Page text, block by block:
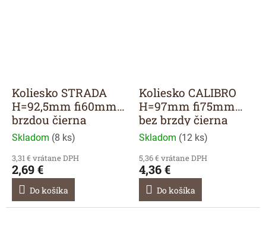
Koliesko STRADA
H=92,5mm fi60mm s
brzdou čierna
Skladom (8 ks)
3,31 € vrátane DPH
2,69 €
Do košíka
Koliesko CALIBRO
H=97mm fi75mm
bez brzdy čierna
Skladom (12 ks)
5,36 € vrátane DPH
4,36 €
Do košíka